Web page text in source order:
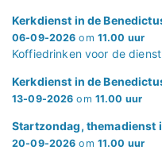
Kerkdienst in de
06-09-2026 om 11.00 uur
Koffiedrinken voor de dienst
Kerkdienst in de
13-09-2026 om 11.00 uur
Startzondag, themadienst
20-09-2026 om 11.00 uur